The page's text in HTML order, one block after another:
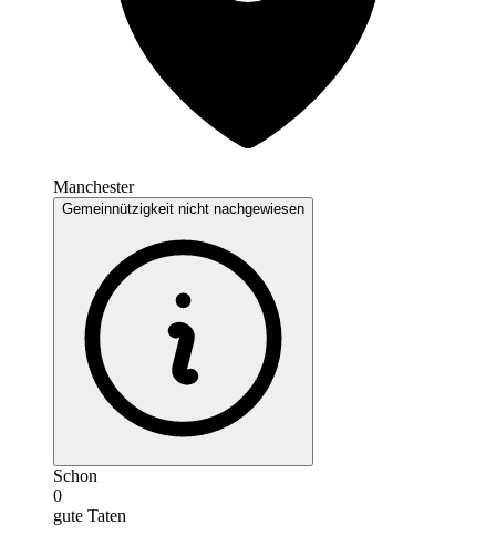
Manchester
Gemeinnützigkeit nicht nachgewiesen
Schon
0
gute Taten